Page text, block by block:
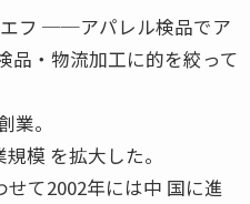
フ ──アパレル検品でア
・物流加工に的を絞って
業。
模 を拡大した。
て2002年には中 国に進